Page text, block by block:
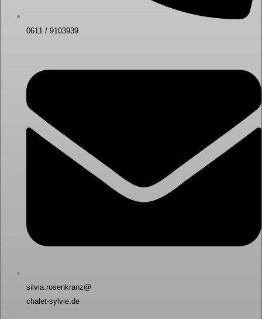
0611 / 9103939
silvia.rosenkranz@
chalet-sylvie.de